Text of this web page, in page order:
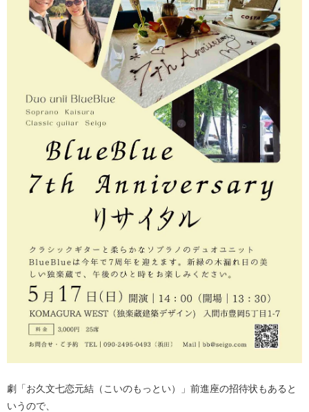
劇「お久文七恋元結（こいのもっとい）」前進座の招待状もあると
いうので、